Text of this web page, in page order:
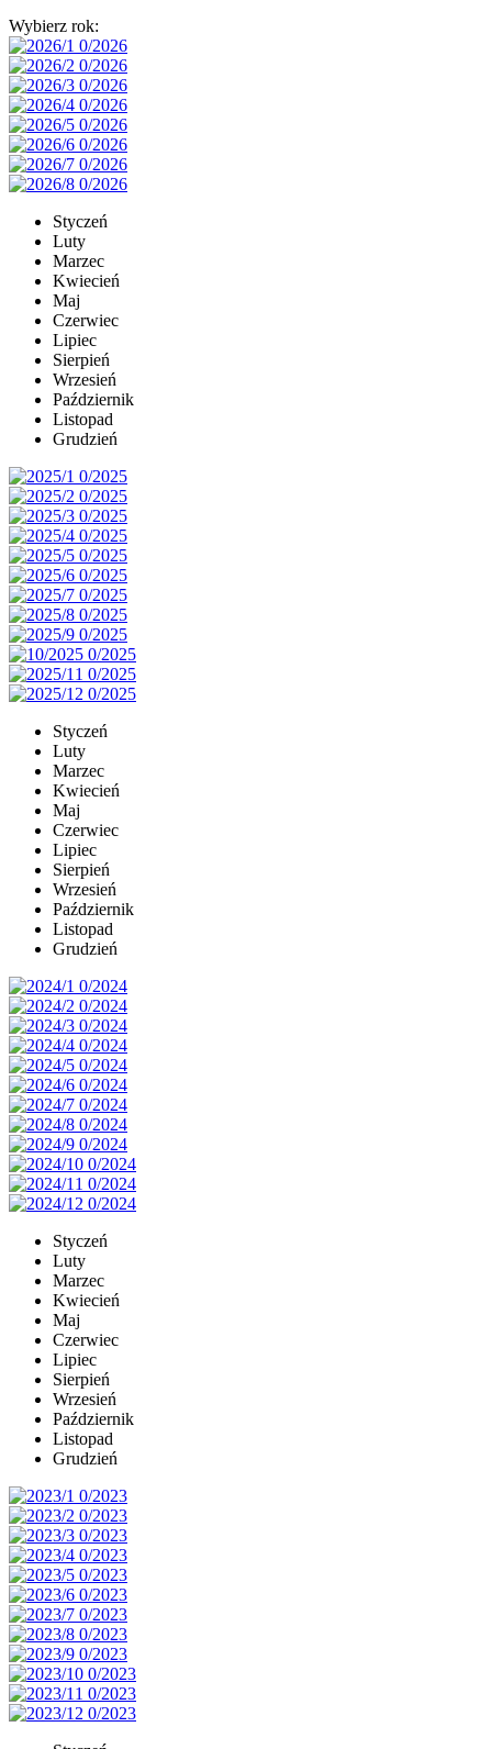
Wybierz rok:
Styczeń
Luty
Marzec
Kwiecień
Maj
Czerwiec
Lipiec
Sierpień
Wrzesień
Październik
Listopad
Grudzień
Styczeń
Luty
Marzec
Kwiecień
Maj
Czerwiec
Lipiec
Sierpień
Wrzesień
Październik
Listopad
Grudzień
Styczeń
Luty
Marzec
Kwiecień
Maj
Czerwiec
Lipiec
Sierpień
Wrzesień
Październik
Listopad
Grudzień